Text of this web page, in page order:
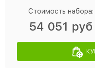
Стоимость набора:
54 051 руб